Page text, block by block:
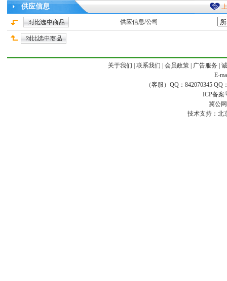
供应信息
供应信息/公司
关于我们 联系我们 会员政策| 广告服务
E-
（客服）QQ：842070345 QQ
ICP备案
冀公
技术支持： 北